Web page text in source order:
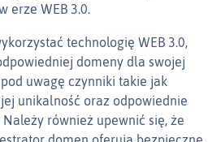
erze WEB 3.0.
technologię WEB 3.0,
domeny dla swojej
uwagę czynniki takie jak
unikalność oraz odpowiednie
również upewnić się, że